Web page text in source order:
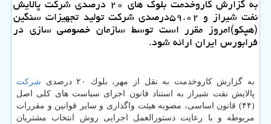
به گزارش كاروخدمت بلوك های ۲۰ درصدی شركت پالایش
نفت شیراز و ۵۹.۰۲درصدی شركت تولید تجهیزات سنگین
(هپكو)امروز مقرر است توسط سازمان خصوصی سازی در
فرابورس ایران ارائه شود.
به گزارش كاروخدمت به نقل از مهر، بلوك ۲۰ درصدی
شركت
پالایش نفت شیراز به استناد قانون اجرای سیاست های كلی اصل
(۴۴) قانون اساسی، مصوبه هیئت واگذاری و سایر قوانین و مقررات
مربوطه و با رعایت دستورالعمل اجرایی روش انتخاب مشتریان